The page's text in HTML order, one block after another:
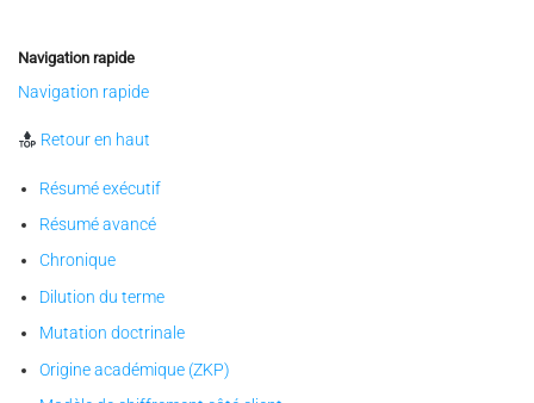
Navigation rapide
Navigation rapide
Retour en haut
Résumé exécutif
Résumé avancé
Chronique
Dilution du terme
Mutation doctrinale
Origine académique (ZKP)